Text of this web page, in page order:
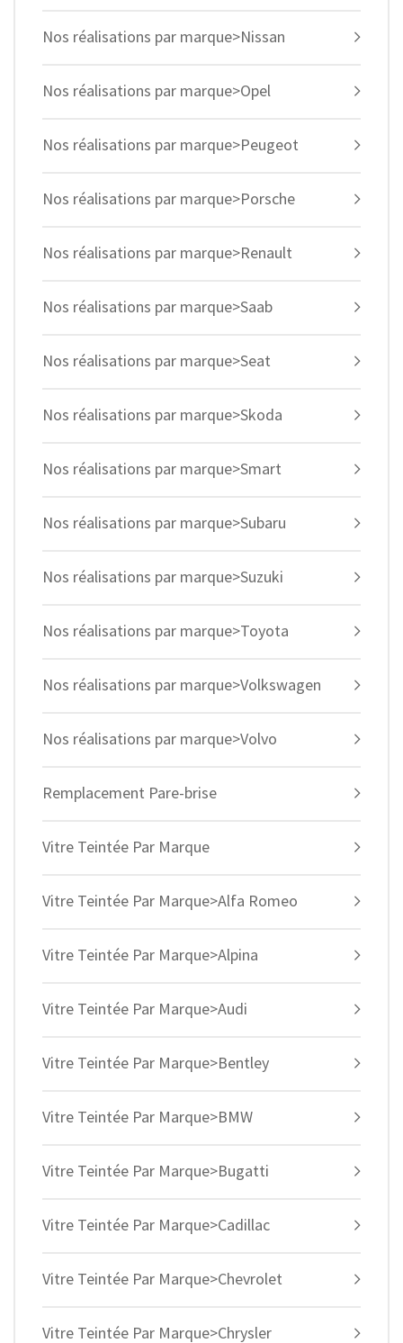
Nos réalisations par marque>Nissan
Nos réalisations par marque>Opel
Nos réalisations par marque>Peugeot
Nos réalisations par marque>Porsche
Nos réalisations par marque>Renault
Nos réalisations par marque>Saab
Nos réalisations par marque>Seat
Nos réalisations par marque>Skoda
Nos réalisations par marque>Smart
Nos réalisations par marque>Subaru
Nos réalisations par marque>Suzuki
Nos réalisations par marque>Toyota
Nos réalisations par marque>Volkswagen
Nos réalisations par marque>Volvo
Remplacement Pare-brise
Vitre Teintée Par Marque
Vitre Teintée Par Marque>Alfa Romeo
Vitre Teintée Par Marque>Alpina
Vitre Teintée Par Marque>Audi
Vitre Teintée Par Marque>Bentley
Vitre Teintée Par Marque>BMW
Vitre Teintée Par Marque>Bugatti
Vitre Teintée Par Marque>Cadillac
Vitre Teintée Par Marque>Chevrolet
Vitre Teintée Par Marque>Chrysler